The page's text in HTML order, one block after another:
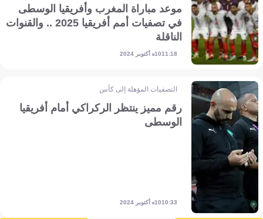
موعد مباراة المغرب وأفريقيا الوسطى
في تصفيات أمم أفريقيا 2025 .. والقنوات
الناقلة
11:1810 أكتوبر 2024
التصفيات المؤهلة إلى كأس أمم إفريقيا
رقم مميز ينتظر الركراكي أمام أفريقيا
الوسطى
10:3310 أكتوبر 2024